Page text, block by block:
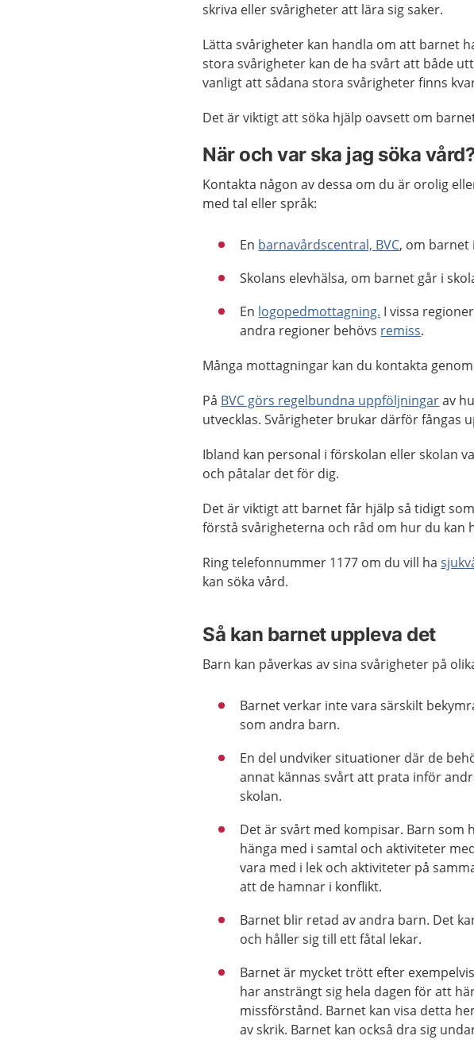
skriva eller svårigheter att lära sig saker.
Lätta svårigheter kan handla om att barnet
stora svårigheter kan de ha svårt att både
vanligt att sådana stora svårigheter finns
Det är viktigt att söka hjälp oavsett om
När och var ska jag söka
Kontakta någon av dessa om du är orolig
med tal eller språk:
En barnavårdscentral, BVC, om barnet
Skolans elevhälsa, om barnet går i
En logopedmottagning. I vissa
andra regioner behövs remiss.
Många mottagningar kan du kontakta
På BVC görs regelbundna uppföljningarav
utvecklas. Svårigheter brukar därför fångas
Ibland kan personal i förskolan eller skolan
och påtalar det för dig.
Det är viktigt att barnet får hjälp så tidigt
förstå svårigheterna och råd om hur du kan
Ring telefonnummer 1177 om du vill ha
kan söka vård.
Så kan barnet uppleva det
Barn kan påverkas av sina svårigheter på
Barnet verkar inte vara särskilt
som andra barn.
En del undviker situationer där de
annat kännas svårt att prata inför
skolan.
Det är svårt med kompisar. Barn som
hänga med i samtal och aktiviteter
vara med i lek och aktiviteter på
att de hamnar i konflikt.
Barnet blir retad av andra barn. Det
och håller sig till ett fåtal lekar.
Barnet är mycket trött efter
har ansträngt sig hela dagen för att
missförstånd. Barnet kan visa detta
av skrik. Barnet kan också dra sig